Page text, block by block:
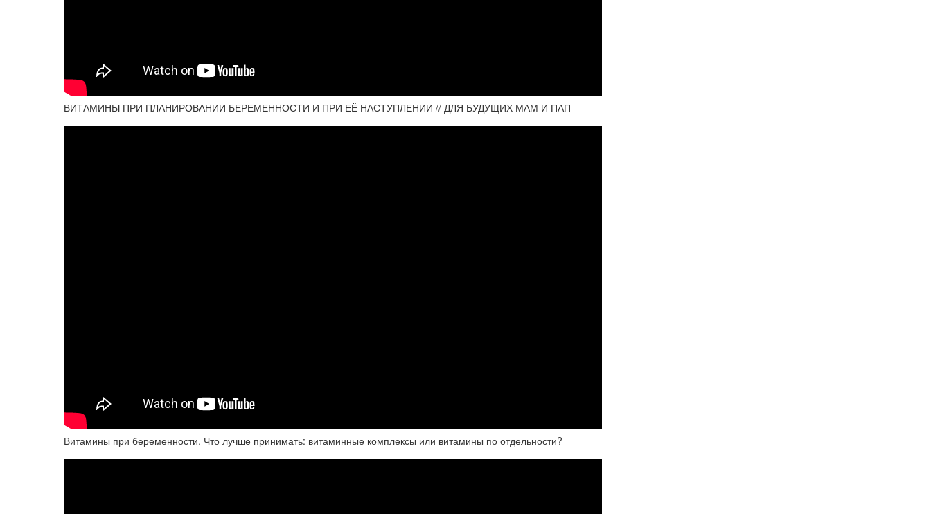
ВИТАМИНЫ ПРИ ПЛАНИРОВАНИИ БЕРЕМЕННОСТИ И ПРИ ЕЁ НАСТУПЛЕНИИ // ДЛЯ БУДУЩИХ МАМ И ПАП
Витамины при беременности. Что лучше принимать: витаминные комплексы или витамины по отдельности?